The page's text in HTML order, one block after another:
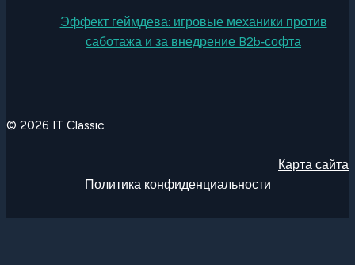
Эффект геймдева: игровые механики против
саботажа и за внедрение B2b‑софта
© 2026 IT Classic
Карта сайта
Политика конфиденциальности